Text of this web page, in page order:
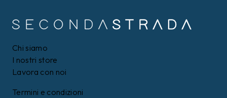
Chi siamo
I nostri store
Lavora con noi
Termini e condizioni